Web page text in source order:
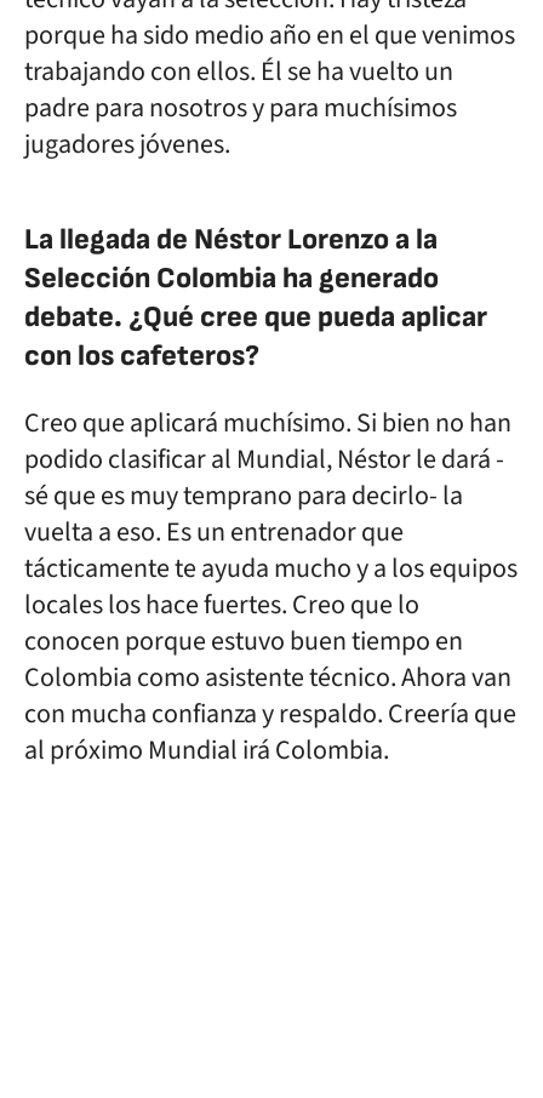
porque ha sido medio año en el que venimos
trabajando con ellos. Él se ha vuelto un
padre para nosotros y para muchísimos
jugadores jóvenes.
La llegada de Néstor Lorenzo a la
Selección Colombia ha generado
debate. ¿Qué cree que pueda aplicar
con los cafeteros?
Creo que aplicará muchísimo. Si bien no han
podido clasificar al Mundial, Néstor le dará -
sé que es muy temprano para decirlo- la
vuelta a eso. Es un entrenador que
tácticamente te ayuda mucho y a los equipos
locales los hace fuertes. Creo que lo
conocen porque estuvo buen tiempo en
Colombia como asistente técnico. Ahora van
con mucha confianza y respaldo. Creería que
al próximo Mundial irá Colombia.